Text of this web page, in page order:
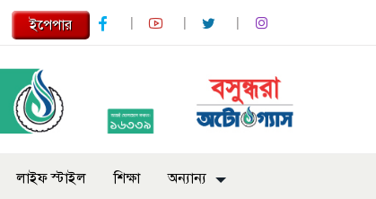
ইপেপার
লাইফ স্টাইল শিক্ষা অন্যান্য